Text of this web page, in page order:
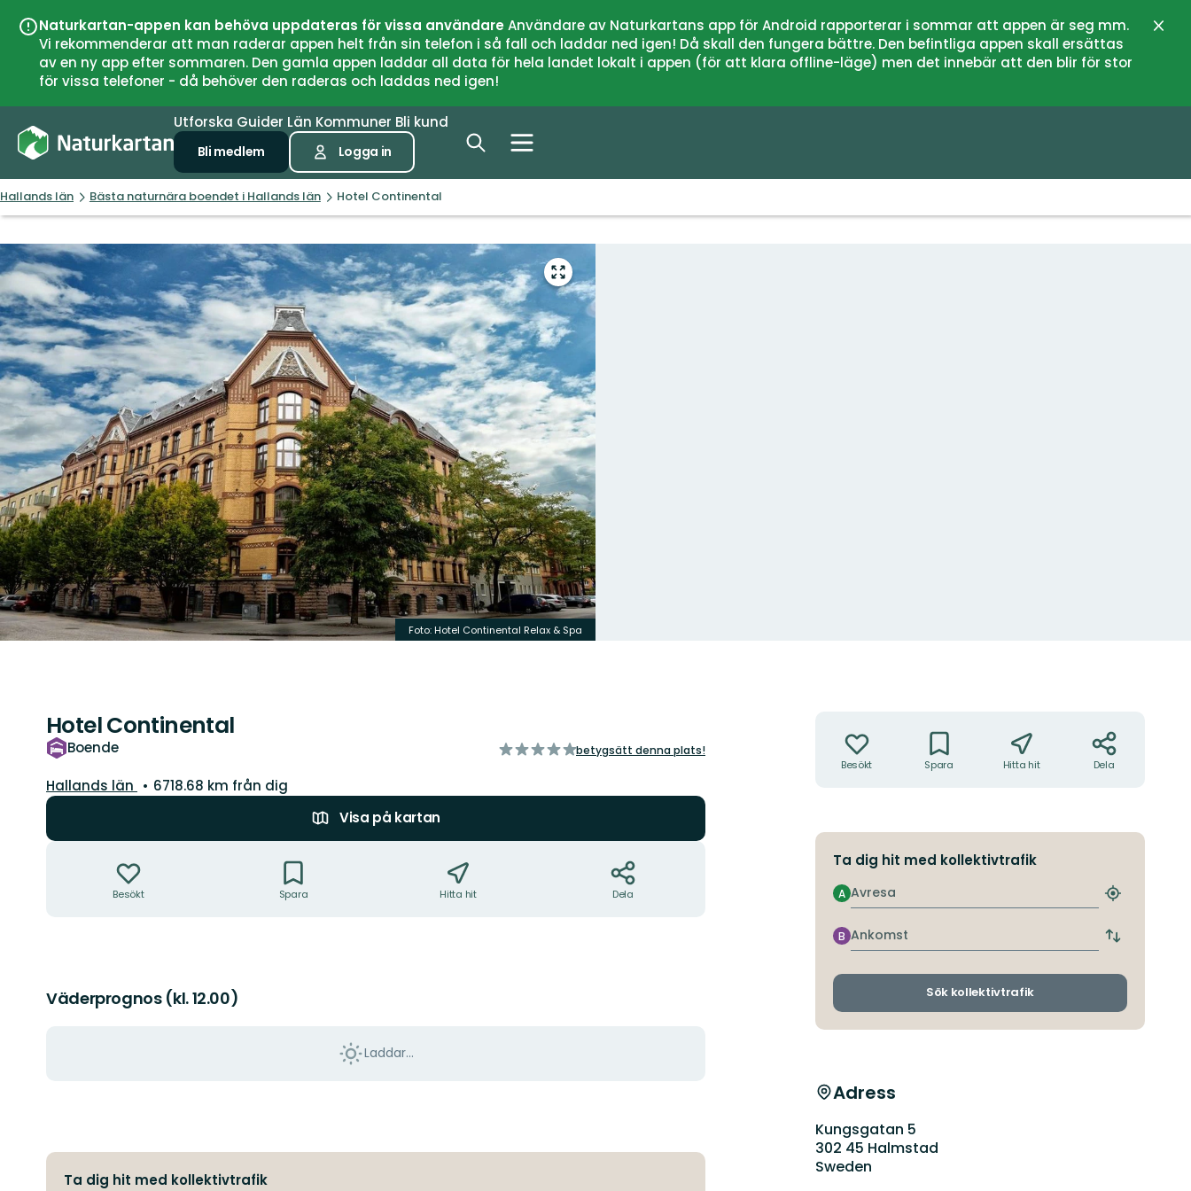
Naturkartan-appen kan behöva uppdateras för vissa användareAnvändare av Naturkartans app för Android rapporterar i sommar att appen är seg mm.
Vi rekommenderar att man raderar appen helt från sin telefon i så fall och laddar ned igen! Då skall den fungera bättre. Den befintliga appen skall ersättas
av en ny app efter sommaren. Den gamla appen laddar all data för hela landet lokalt i appen (för att klara offline-läge) men det innebär att den blir för stor
för vissa telefoner - då behöver den raderas och laddas ned igen!
Utforska Guider Län Kommuner Bli kund
Bli medlem Logga in
Hallands län Bästa naturnära boendet i Hallands län Hotel Continental
Gå
till
helskärmsläge
Foto: Hotel Continental Relax & Spa
Hotel Continental
Boende
av
betygsätt denna plats!
Län:
Hallands län
6718.68 km från dig
Visa på kartan
Besökt Spara Hitta hit Dela
Väderprognos (kl. 12.00)
Laddar...
Ta dig hit med kollektivtrafik
Besökt Spara Hitta hit Dela
Ta dig hit med kollektivtrafik
Avresa
A
Hitta
hållplats
Ankomst
B
Byt
och
Sök kollektivtrafik
Adress
Kungsgatan 5
302 45 Halmstad
Sweden